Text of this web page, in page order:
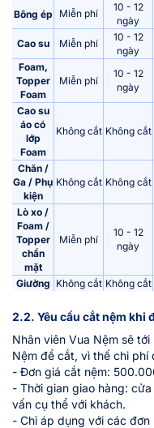
Bông ép Miễn phí
10 - 12
ngày
Cao su Miễn phí
10 - 12
ngày
Foam,
Topper
Foam
Miễn phí
10 - 12
ngày
Cao su
áo có
lớp
Foam
Không cắt Không cắt
Chăn /
Ga / Phụ
kiện
Không cắt Không cắt
Lò xo /
Foam /
Topper
chần
mặt
Miễn phí
10 - 12
ngày
Giường Không cắt Không cắt
2.2. Yêu cầu cắt nệm khi
Nhân viên Vua Nệm sẽ
Nệm để cắt, vì thế chi phí
- Đơn giá cắt nệm:
- Thời gian giao hàng:
vấn cụ thể với khách.
- Chỉ áp dụng với các